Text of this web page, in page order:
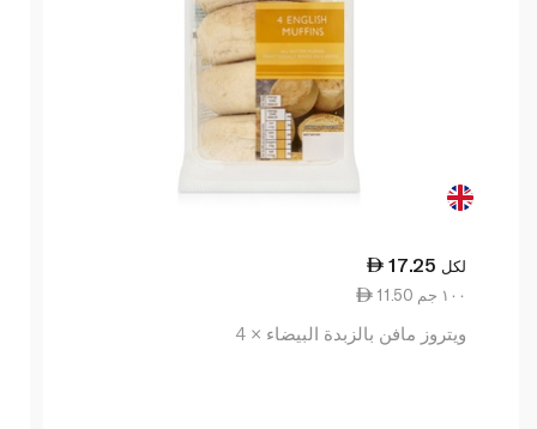
17.25 لكل
11.50 ١٠٠ جم
ويتروز مافن بالزبدة البيضاء × 4